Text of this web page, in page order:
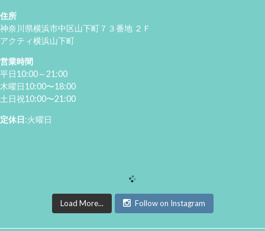
住所
神奈川県横浜市中区山下町７３番地 ２Ｆ
アクティ横浜山下町
営業時間
平日10:00～21:00
木曜日10:00〜18:00
土日祝10:00〜21:00
定休日:火曜日
Load More... Follow on Instagram